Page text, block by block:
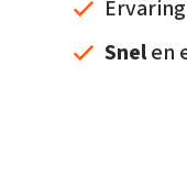
Snelen